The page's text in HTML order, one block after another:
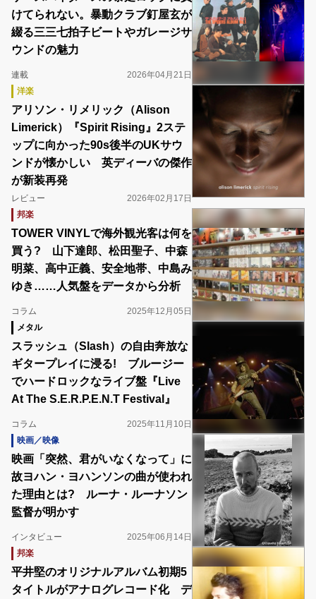
けてられない。暴動クラブ釘屋玄が
綴る三三七拍子ビートやガレージサ
ウンドの魅力
連載
2026年04月21日
洋楽
アリソン・リメリック（Alison
Limerick）『Spirit Rising』2ステ
ップに向かった90s後半のUKサウ
ンドが懐かしい 英ディーバの傑作
が新装再発
レビュー
2026年02月17日
邦楽
TOWER VINYLで海外観光客は何を
買う? 山下達郎、松田聖子、中森
明菜、高中正義、安全地帯、中島み
ゆき……人気盤をデータから分析
コラム
2025年12月05日
メタル
スラッシュ（Slash）の自由奔放な
ギタープレイに浸る! ブルージー
でハードロックなライブ盤『Live
At The S.E.R.P.E.N.T Festival』
コラム
2025年11月10日
映画／映像
映画「突然、君がいなくなって」に
故ヨハン・ヨハンソンの曲が使われ
た理由とは? ルーナ・ルーナソン
監督が明かす
インタビュー
2025年06月14日
邦楽
平井堅のオリジナルアルバム初期5
タイトルがアナログレコード化 デ